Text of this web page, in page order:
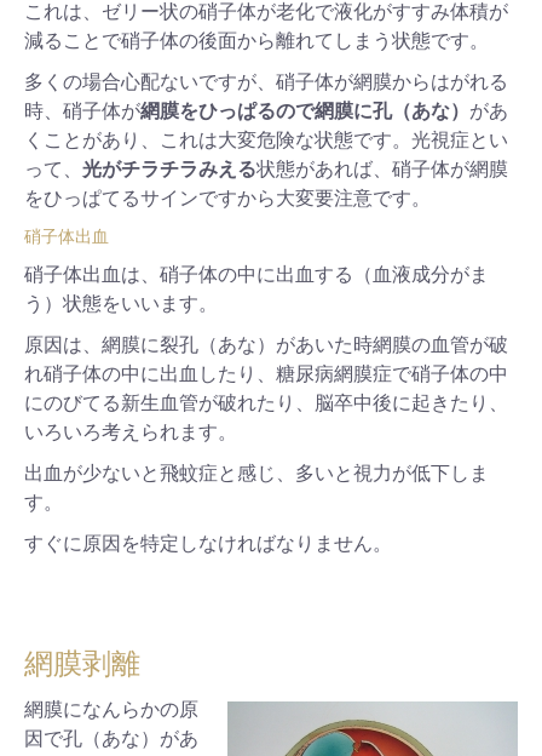
これは、ゼリー状の硝子体が老化で液化がすすみ体積が
減ることで硝子体の後面から離れてしまう状態です。
多くの場合心配ないですが、硝子体が網膜からはがれる
時、硝子体が網膜をひっぱるので網膜に孔（あな） があ
くことがあり、これは大変危険な状態です。光視症とい
って、 光がチラチラみえる状態があれば、硝子体が網膜
をひっぱてるサインですから大変要注意です。
硝子体出血
硝子体出血は、硝子体の中に出血する（血液成分がま
う）状態をいいます。
原因は、網膜に裂孔（あな）があいた時網膜の血管が破
れ硝子体の中に出血したり、糖尿病網膜症で硝子体の中
にのびてる新生血管が破れたり、脳卒中後に起きたり、
いろいろ考えられます。
出血が少ないと飛蚊症と感じ、多いと視力が低下しま
す。
すぐに原因を特定しなければなりません。
網膜剥離
網膜になんらかの原
因で孔（あな）があ